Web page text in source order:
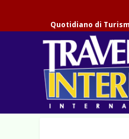
Quotidiano di